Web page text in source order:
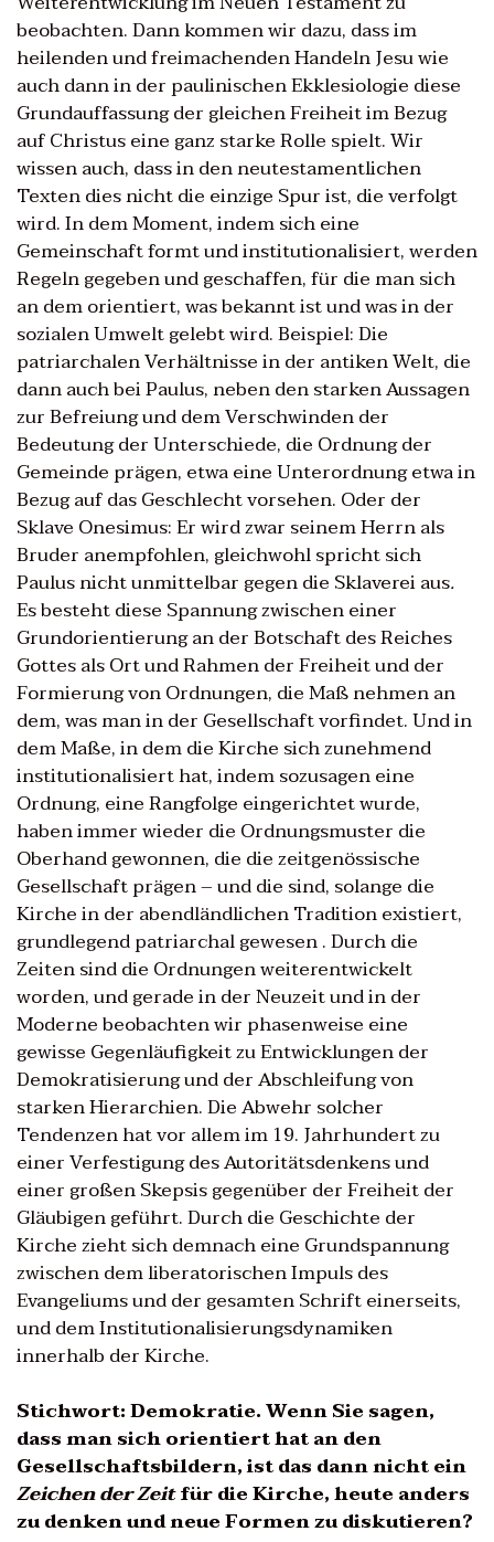
beobachten. Dann kommen wir dazu, dass im
heilenden und freimachenden Handeln Jesu wie
auch dann in der paulinischen Ekklesiologie diese
Grundauffassung der gleichen Freiheit im Bezug
auf Christus eine ganz starke Rolle spielt. Wir
wissen auch, dass in den neutestamentlichen
Texten dies nicht die einzige Spur ist, die verfolgt
wird. In dem Moment, indem sich eine
Gemeinschaft formt und institutionalisiert, werden
Regeln gegeben und geschaffen, für die man sich
an dem orientiert, was bekannt ist und was in der
sozialen Umwelt gelebt wird. Beispiel: Die
patriarchalen Verhältnisse in der antiken Welt, die
dann auch bei Paulus, neben den starken Aussagen
zur Befreiung und dem Verschwinden der
Bedeutung der Unterschiede, die Ordnung der
Gemeinde prägen, etwa eine Unterordnung etwa in
Bezug auf das Geschlecht vorsehen. Oder der
Sklave Onesimus: Er wird zwar seinem Herrn als
Bruder anempfohlen, gleichwohl spricht sich
Paulus nicht unmittelbar gegen die Sklaverei aus.
Es besteht diese Spannung zwischen einer
Grundorientierung an der Botschaft des Reiches
Gottes als Ort und Rahmen der Freiheit und der
Formierung von Ordnungen, die Maß nehmen an
dem, was man in der Gesellschaft vorfindet. Und in
dem Maße, in dem die Kirche sich zunehmend
institutionalisiert hat, indem sozusagen eine
Ordnung, eine Rangfolge eingerichtet wurde,
haben immer wieder die Ordnungsmuster die
Oberhand gewonnen, die die zeitgenössische
Gesellschaft prägen – und die sind, solange die
Kirche in der abendländlichen Tradition existiert,
grundlegend patriarchal gewesen . Durch die
Zeiten sind die Ordnungen weiterentwickelt
worden, und gerade in der Neuzeit und in der
Moderne beobachten wir phasenweise eine
gewisse Gegenläufigkeit zu Entwicklungen der
Demokratisierung und der Abschleifung von
starken Hierarchien. Die Abwehr solcher
Tendenzen hat vor allem im 19. Jahrhundert zu
einer Verfestigung des Autoritätsdenkens und
einer großen Skepsis gegenüber der Freiheit der
Gläubigen geführt. Durch die Geschichte der
Kirche zieht sich demnach eine Grundspannung
zwischen dem liberatorischen Impuls des
Evangeliums und der gesamten Schrift einerseits,
und dem Institutionalisierungsdynamiken
innerhalb der Kirche.
Stichwort: Demokratie. Wenn Sie sagen,
dass man sich orientiert hat an den
Gesellschaftsbildern, ist das dann nicht ein
Zeichen der Zeitfür die Kirche, heute anders
zu denken und neue Formen zu diskutieren?